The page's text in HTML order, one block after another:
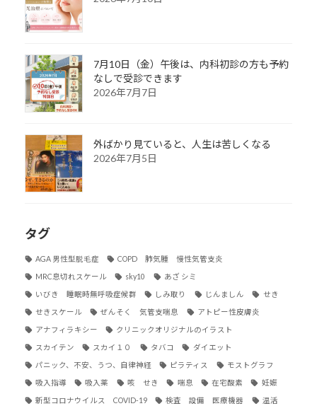
7月10日（金）午後は、内科初診の方も予約
なしで受診できます
2026年7月7日
外ばかり見ていると、人生は苦しくなる
2026年7月5日
タグ
AGA 男性型脱毛症 COPD 肺気腫 慢性気管支炎
MRC息切れスケール sky10 あざ シミ
いびき 睡眠時無呼吸症候群 しみ取り じんましん せき
せきスケール ぜんそく 気管支喘息 アトピー性皮膚炎
アナフィラキシー クリニックオリジナルのイラスト
スカイテン スカイ１０ タバコ ダイエット
パニック、不安、うつ、自律神経 ピラティス モストグラフ
吸入指導 吸入薬 咳 せき 喘息 在宅酸素 妊娠
新型コロナウイルス COVID-19 検査 設備 医療機器 温活